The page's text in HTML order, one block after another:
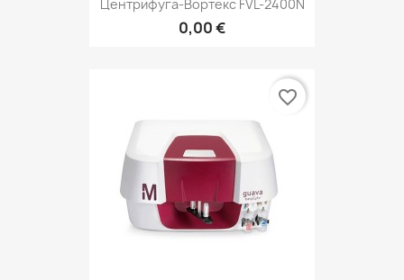
Центрифуга-Вортекс FVL-2400N
0,00 €
favorite_border